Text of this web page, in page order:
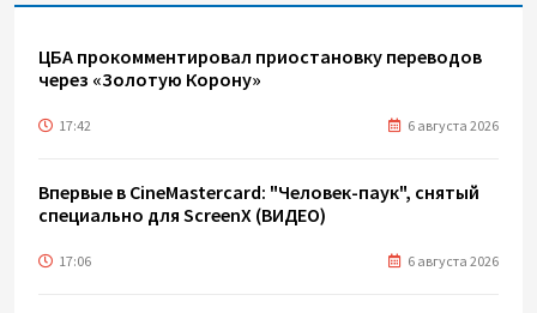
ЦБА прокомментировал приостановку переводов
через «Золотую Корону»
17:42 6 августа 2026
Впервые в CineMastercard: "Человек-паук", снятый
специально для ScreenX (ВИДЕО)
17:06 6 августа 2026